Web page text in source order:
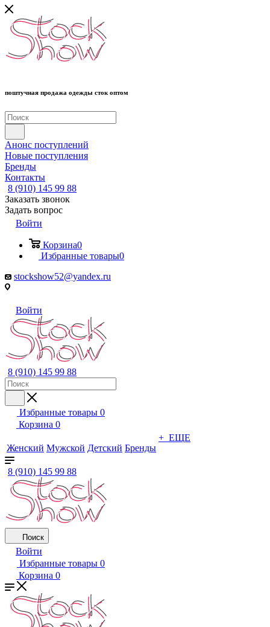
поштучная продажа одежды сток оптом
Анонс поступлений
Новые поступления
Бренды
Контакты
8 (910) 145 99 88
Заказать звонок
Задать вопрос
Войти
Корзина0
Избранные товары0
stockshow52@yandex.ru
Войти
8 (910) 145 99 88
Избранные товары 0
Корзина 0
Женский Мужской Детский Бренды
+ ЕЩЕ
8 (910) 145 99 88
Поиск
Войти
Избранные товары 0
Корзина 0